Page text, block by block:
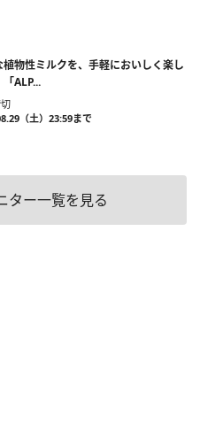
植物性ミルクを、手軽においしく楽し
ALP...
（土）23:59まで
ター一覧を見る